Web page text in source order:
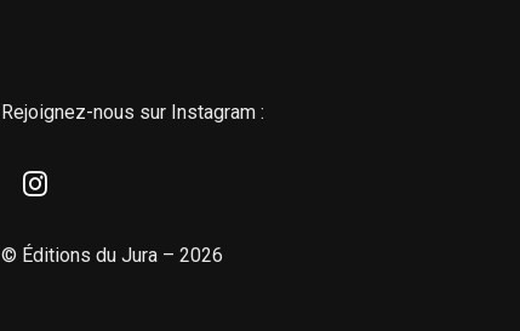
Rejoignez-nous sur Instagram :
© Éditions du Jura – 2026